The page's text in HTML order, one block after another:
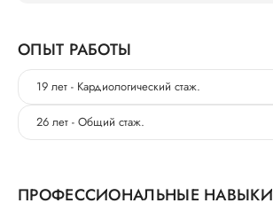
ОПЫТ РАБОТЫ
19 лет - Кардиологический стаж.
26 лет - Общий стаж.
ПРОФЕССИОНАЛЬНЫЕ НАВЫКИ